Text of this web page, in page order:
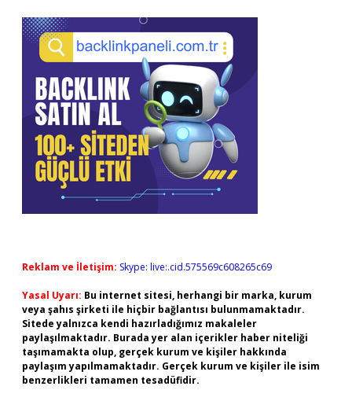
Reklam ve İletişim: Skype: live:.cid.575569c608265c69
Yasal Uyarı: Bu internet sitesi, herhangi bir marka, kurum
veya şahıs şirketi ile hiçbir bağlantısı bulunmamaktadır.
Sitede yalnızca kendi hazırladığımız makaleler
paylaşılmaktadır. Burada yer alan içerikler haber niteliği
taşımamakta olup, gerçek kurum ve kişiler hakkında
paylaşım yapılmamaktadır. Gerçek kurum ve kişiler ile isim
benzerlikleri tamamen tesadüfidir.